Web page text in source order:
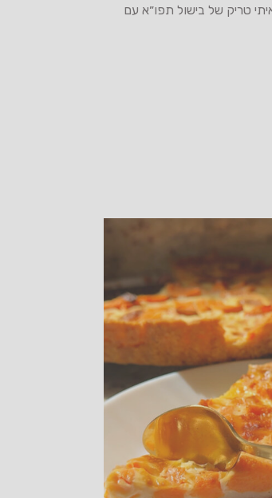
טריק של בישול תפו״א עם